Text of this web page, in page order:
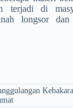
terjadi di
longsor